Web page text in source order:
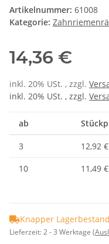
Artikelnummer: 61008
Kategorie:
14,36 €
inkl. 20% USt. , zzgl.
inkl. 20% USt. , zzgl.
ab
3 12,92 €
10
11,49 €
Knapper Lagerbestand
Lieferzeit:2 - 3 Werktage